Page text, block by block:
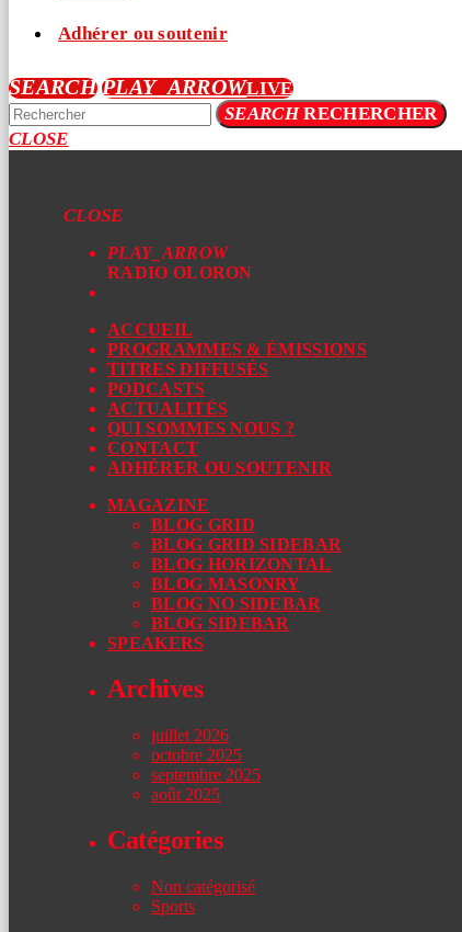
Adhérer ou soutenir
SEARCHPLAY_ARROWLIVE
SEARCHRECHERCHER
CLOSE
CLOSE
PLAY_ARROW
RADIO OLORON
ACCUEIL
PROGRAMMES & ÉMISSIONS
TITRES DIFFUSÉS
PODCASTS
ACTUALITÉS
QUI SOMMES NOUS ?
CONTACT
ADHÉRER OU SOUTENIR
MAGAZINE
BLOG GRID
BLOG GRID SIDEBAR
BLOG HORIZONTAL
BLOG MASONRY
BLOG NO SIDEBAR
BLOG SIDEBAR
SPEAKERS
Archives
juillet 2026
octobre 2025
septembre 2025
août 2025
Catégories
Non catégorisé
Sports